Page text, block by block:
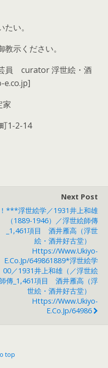
い。
示ください。
員 curator 浮世絵・酒
1-2-14
Next Post
！***浮世絵学／1931井上和雄
（1889-1946）／浮世絵師傳
_1,461項目 酒井雁高（浮世
絵・酒井好古堂）
Https://www.ukiyo-
E.co.jp/649861889*浮世絵学
00／1931井上和雄（／浮世絵
師傳_1,461項目 酒井雁高（浮
世絵・酒井好古堂）
Https://www.ukiyo-
E.co.jp/64986
top